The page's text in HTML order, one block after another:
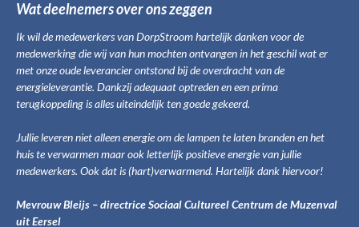
Wat deelnemers over ons zeggen
Ik wil de medewerkers van DorpStroom hartelijk danken voor de
medewerking die wij van hun mochten ontvangen in het geschil wat er
met onze oude leverancier ontstond bij de overdracht van de
energieleverantie. Dankzij adequaat optreden en een prima
terugkoppeling is alles uiteindelijk ten goede gekeerd.
Jullie leveren niet alleen energie om de lampen te laten branden en het
huis te verwarmen maar ook letterlijk positieve energie van jullie
medewerkers. Ook dat is (hart)verwarmend. Hartelijk dank hiervoor!
Mevrouw Bleijs – directrice Sociaal Cultureel Centrum de Muzenval
uit Eersel